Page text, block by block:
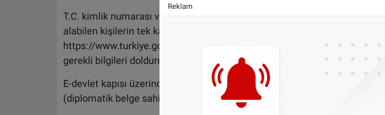
T.C. kimlik numarası ve yabancı kimlik numarası bulunan, e-Devlet şifresi
alabilen kişilerin tek kayıt mercii olan e-Devlet kapısı
https://www.turkiye.gov.tr/btk-imei-kaydet üzerinden sisteme giriş yaparak
gerekli bilgileri doldurmak suretiyle kayıt işlemi gerçekleştirilir.
E-devlet kapısı üzerinden işlemde bulunmasına izin verilmeyen kişiler
(diplomatik belge sahipleri) Abone Kayıt Merkezlerine başvurabilir.
Reklam